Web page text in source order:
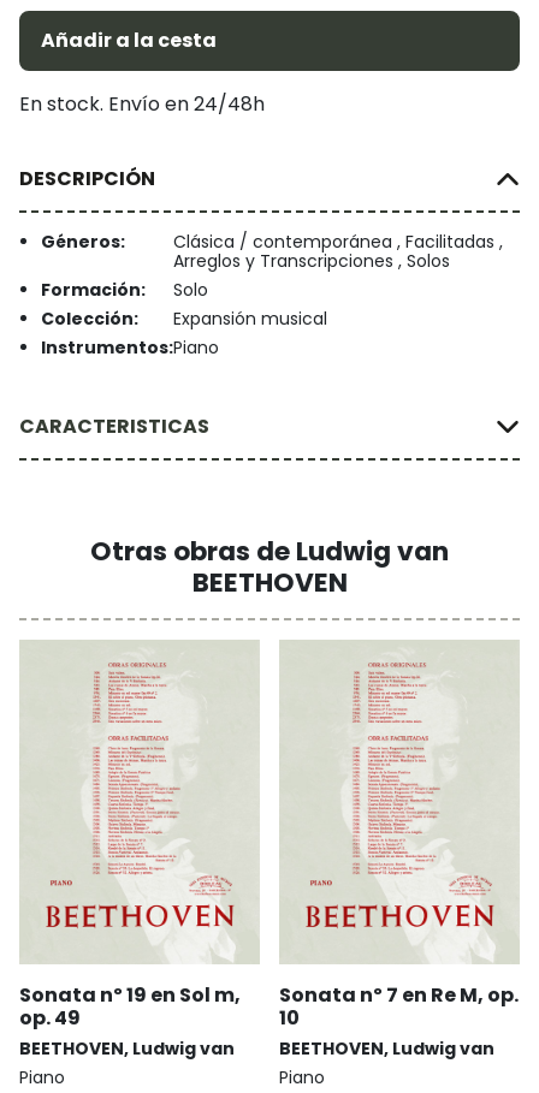
Añadir a la cesta
En stock. Envío en 24/48h
DESCRIPCIÓN
Géneros:
Clásica / contemporánea , Facilitadas ,
Arreglos y Transcripciones , Solos
Formación:
Solo
Colección:
Expansión musical
Instrumentos:Piano
CARACTERISTICAS
Otras obras de Ludwig van
BEETHOVEN
Sonata nº 19 en Sol m,
op. 49
BEETHOVEN, Ludwig van
Piano
Sonata nº 7 en Re M, op.
10
BEETHOVEN, Ludwig van
Piano